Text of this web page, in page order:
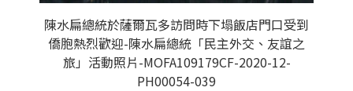
陳水扁總統於薩爾瓦多訪問時下塌飯店門口受到
僑胞熱烈歡迎-陳水扁總統「民主外交、友誼之
旅」活動照片-MOFA109179CF-2020-12-
PH00054-039